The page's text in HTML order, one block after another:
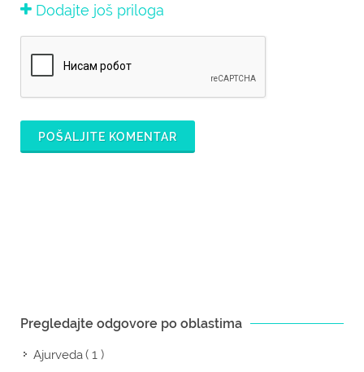
Dodajte još priloga
POŠALJITE KOMENTAR
Pregledajte odgovore po oblastima
Ajurveda( 1 )